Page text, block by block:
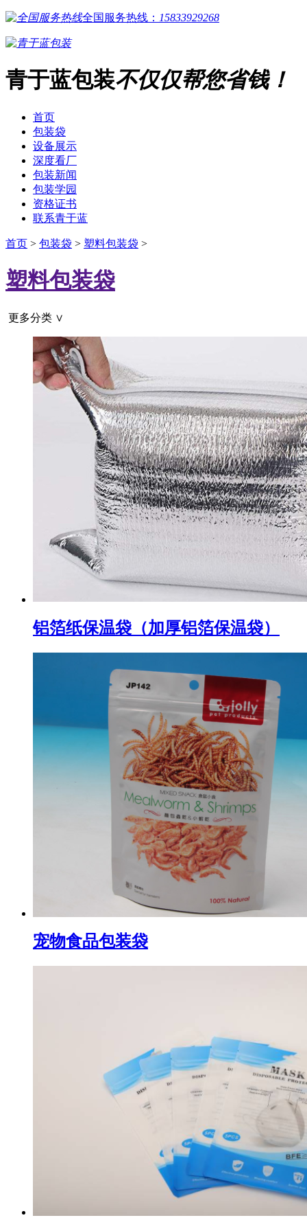
全国服务热线： 15833929268
青于蓝包装不仅仅帮您省钱！
首页
包装袋
设备展示
深度看厂
包装新闻
包装学园
资格证书
联系青于蓝
首页 > 包装袋 > 塑料包装袋 >
塑料包装袋
更多分类 ∨
铝箔纸保温袋（加厚铝箔保温袋）
宠物食品包装袋